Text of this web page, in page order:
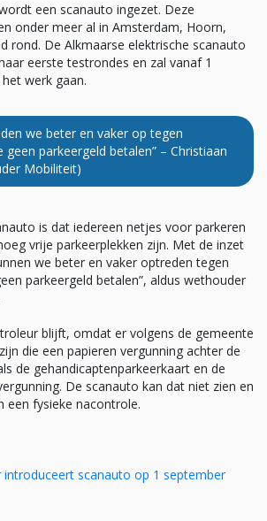
een scanauto ingezet. Deze
onder meer al in Amsterdam, Hoorn,
rond. De Alkmaarse elektrische scanauto
eerste testrondes en zal vanaf 1
werk gaan.
we beter en vaker op tegen
parkeergeld betalen” – Christiaan
Mobiliteit)
is dat iedereen netjes voor parkeren
vrije parkeerplekken zijn. Met de inzet
we beter en vaker optreden tegen
parkeergeld betalen”, aldus wethouder
blijft, omdat er volgens de gemeente
die een papieren vergunning achter de
de gehandicaptenparkeerkaart en de
De scanauto kan dat niet zien en
een fysieke nacontrole.
introduceert scanauto op 1 september